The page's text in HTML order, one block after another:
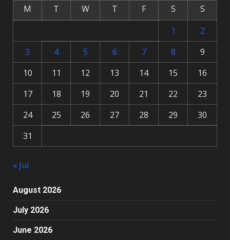
M T W T F S
S
1
2
3
4 5 6 7 8
9
10
11 12 13 14 15
16
17
18 19 20 21 22
23
24
25 26 27 28 29
30
31
« Jul
August 2026
July 2026
June 2026